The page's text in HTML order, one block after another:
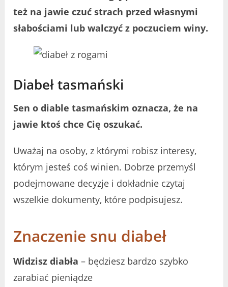
też na jawie czuć strach przed własnymi
słabościami lub walczyć z poczuciem winy.
Diabeł tasmański
Sen o diable tasmańskim oznacza, że na
jawie ktoś chce Cię oszukać.
Uważaj na osoby, z którymi robisz interesy,
którym jesteś coś winien. Dobrze przemyśl
podejmowane decyzje i dokładnie czytaj
wszelkie dokumenty, które podpisujesz.
Znaczenie snu diabeł
Widzisz diabła – będziesz bardzo szybko
zarabiać pieniądze